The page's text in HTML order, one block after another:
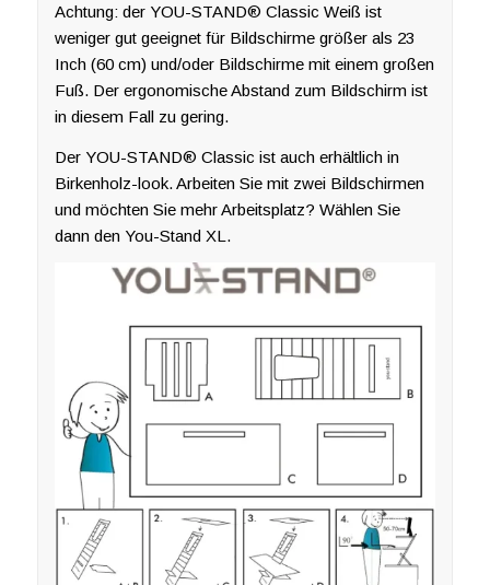
Achtung: der YOU-STAND® Classic Weiß ist
weniger gut geeignet für Bildschirme größer als 23
Inch (60 cm) und/oder Bildschirme mit einem großen
Fuß. Der ergonomische Abstand zum Bildschirm ist
in diesem Fall zu gering.
Der YOU-STAND® Classic ist auch erhältlich in
Birkenholz-look. Arbeiten Sie mit zwei Bildschirmen
und möchten Sie mehr Arbeitsplatz? Wählen Sie
dann den You-Stand XL.